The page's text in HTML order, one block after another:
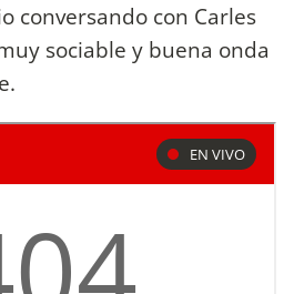
conversando con Carles
sociable y buena onda